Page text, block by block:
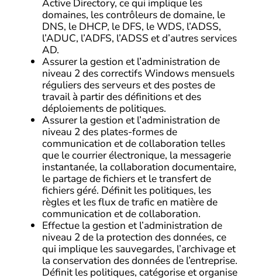
Active Directory, ce qui implique les
domaines, les contrôleurs de domaine, le
DNS, le DHCP, le DFS, le WDS, l’ADSS,
l’ADUC, l’ADFS, l’ADSS et d’autres services
AD.
Assurer la gestion et l’administration de
niveau 2 des correctifs Windows mensuels
réguliers des serveurs et des postes de
travail à partir des définitions et des
déploiements de politiques.
Assurer la gestion et l’administration de
niveau 2 des plates-formes de
communication et de collaboration telles
que le courrier électronique, la messagerie
instantanée, la collaboration documentaire,
le partage de fichiers et le transfert de
fichiers géré. Définit les politiques, les
règles et les flux de trafic en matière de
communication et de collaboration.
Effectue la gestion et l’administration de
niveau 2 de la protection des données, ce
qui implique les sauvegardes, l’archivage et
la conservation des données de l’entreprise.
Définit les politiques, catégorise et organise